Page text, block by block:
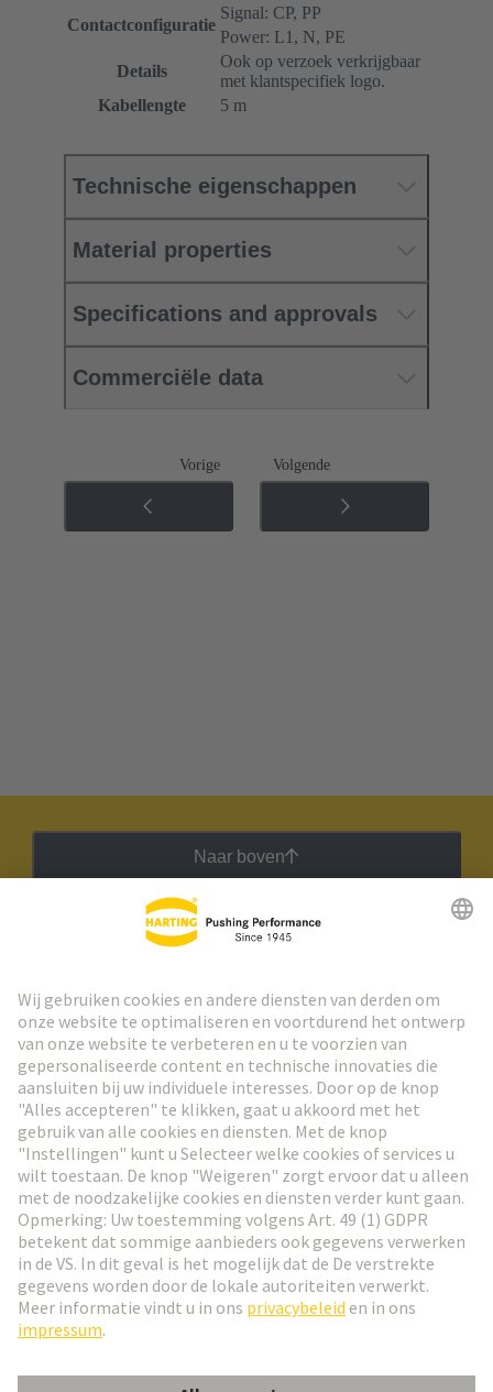
Contactconfiguratie
Signal: CP, PP
Power: L1, N, PE
Details
Ook op verzoek verkrijgbaar
met klantspecifiek logo.
Kabellengte
5 m
Technische eigenschappen
Material properties
Specifications and approvals
Commerciële data
Vorige Volgende
Naar boven
Ga naar registratie
Social Media